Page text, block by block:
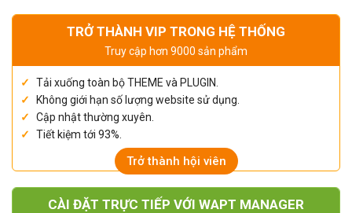
TRỞ THÀNH VIP TRONG HỆ THỐNG
Truy cập hơn 9000 sản phẩm
Tải xuống toàn bộ THEME và PLUGIN.
Không giới hạn số lượng website sử dụng.
Cập nhật thường xuyên.
Tiết kiệm tới 93%.
Trở thành hội viên
CÀI ĐẶT TRỰC TIẾP VỚI WAPT MANAGER